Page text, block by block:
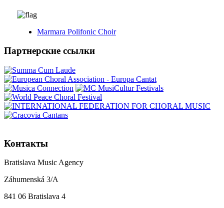
Marmara Polifonic Choir
Партнерские ссылки
Контакты
Bratislava Music Agency
Záhumenská 3/A
841 06 Bratislava 4